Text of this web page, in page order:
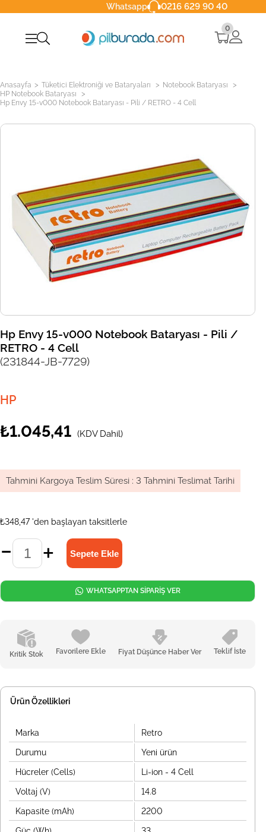
Whatsapp 0216 629 90 40
0
Anasayfa > Tüketici Elektroniği ve Bataryaları > Notebook Bataryası >
HP Notebook Bataryası >
Hp Envy 15-v000 Notebook Bataryası - Pili / RETRO - 4 Cell
Hp Envy 15-v000 Notebook Bataryası - Pili /
RETRO - 4 Cell
(231844-JB-7729)
HP
₺1.045,41 (KDV Dahil)
Tahmini Kargoya Teslim Süresi : 3 Tahmini Teslimat Tarihi
₺348,47 'den başlayan taksitlerle
Kritik Stok Favorilere Ekle Fiyat Düşünce Haber Ver Teklif İste
WHATSAPPTAN SİPARİŞ VER
Ürün Özellikleri
Marka Retro
Durumu Yeni ürün
Hücreler (Cells) Li-ion - 4 Cell
Voltaj (V) 14.8
Kapasite (mAh) 2200